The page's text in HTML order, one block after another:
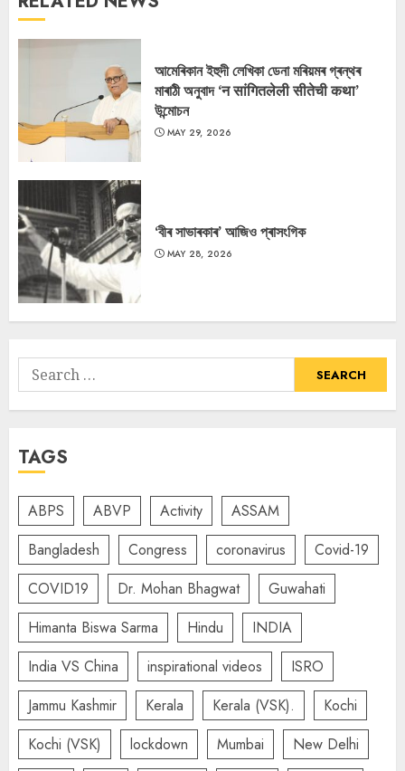
আমেৰিকান ইহুদী লেখিকা ডেনা মৰিয়মৰ গ্ৰন্থৰ
মাৰাঠী অনুবাদ ‘न सांगितलेली सीतेची कथा’
উন্মোচন
MAY 29, 2026
‘বীৰ সাভাৰকাৰ’ আজিও প্ৰাসংগিক
MAY 28, 2026
Search
for:
TAGS
ABPS ABVP Activity
ASSAM
Bangladesh
Congress coronavirus
Covid-19
COVID19
Dr. Mohan Bhagwat
Guwahati
Himanta Biswa Sarma
Hindu
INDIA
India VS China
inspirational videos
ISRO
Jammu Kashmir
Kerala Kerala (VSK).
Kochi
Kochi (VSK)
lockdown Mumbai
New Delhi